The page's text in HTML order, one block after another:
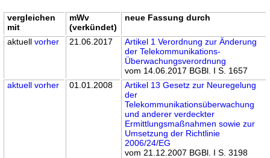
vergleichen
mit
mWv
(verkündet)
neue Fassung durch
aktuellvorher 21.06.2017
Artikel 1 Verordnung zur Änderung
der Telekommunikations-
Überwachungsverordnung
vom 14.06.2017 BGBl. I S. 1657
aktuell vorher 01.01.2008
Artikel 13 Gesetz zur Neuregelung
der
Telekommunikationsüberwachung
und anderer verdeckter
Ermittlungsmaßnahmen sowie zur
Umsetzung der Richtlinie
2006/24/EG
vom 21.12.2007 BGBl. I S. 3198